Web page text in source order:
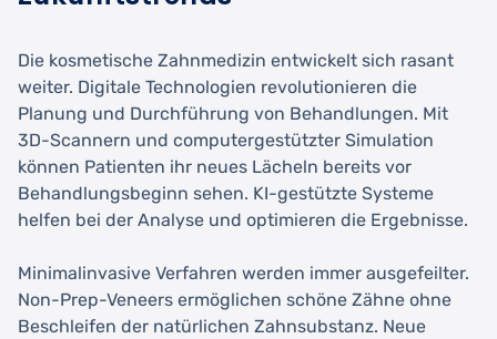
Die kosmetische Zahnmedizin entwickelt sich rasant
weiter. Digitale Technologien revolutionieren die
Planung und Durchführung von Behandlungen. Mit
3D-Scannern und computergestützter Simulation
können Patienten ihr neues Lächeln bereits vor
Behandlungsbeginn sehen. KI-gestützte Systeme
helfen bei der Analyse und optimieren die Ergebnisse.
Minimalinvasive Verfahren werden immer ausgefeilter.
Non-Prep-Veneers ermöglichen schöne Zähne ohne
Beschleifen der natürlichen Zahnsubstanz. Neue